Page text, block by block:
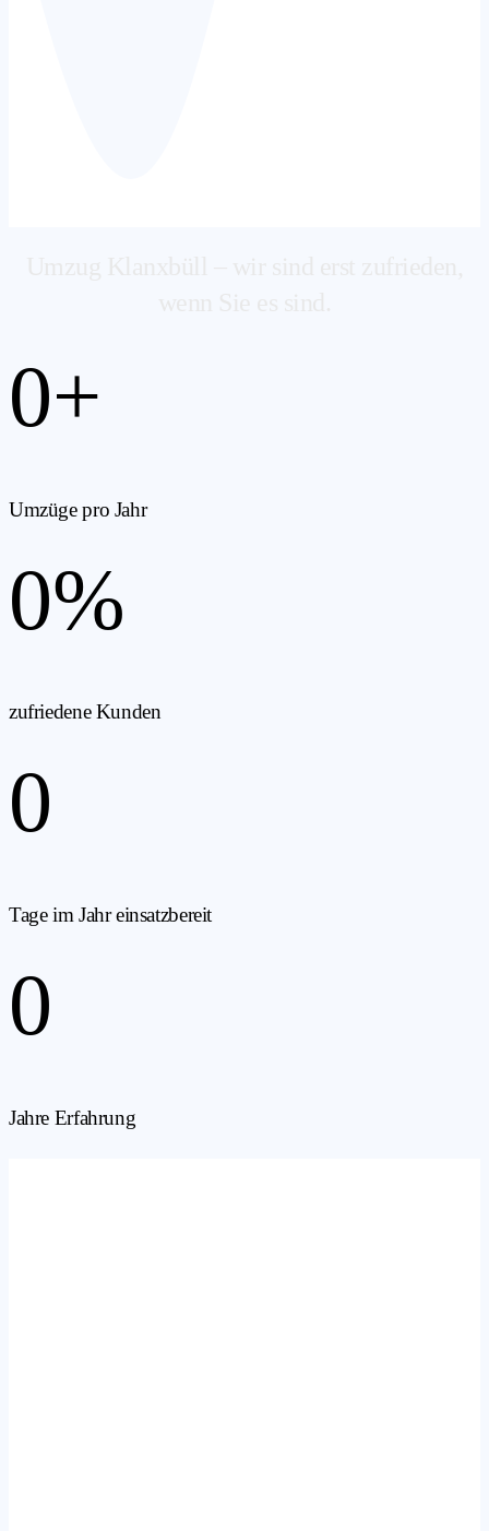
0+
Umzüge pro Jahr
0%
zufriedene Kunden
0
Tage im Jahr einsatzbereit
0
Jahre Erfahrung